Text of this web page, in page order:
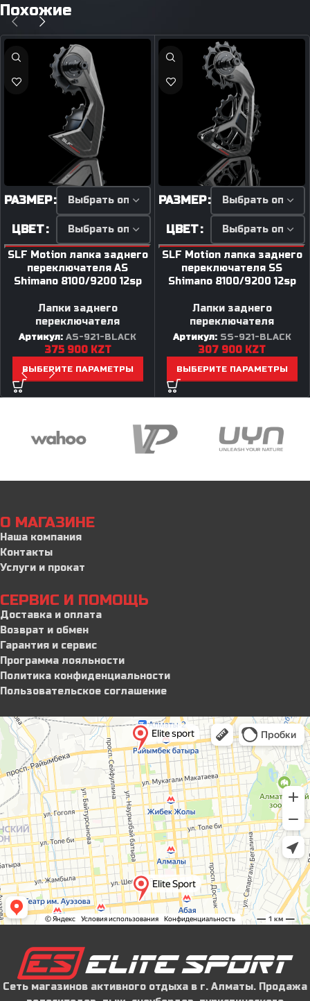
Похожие
РАЗМЕР
ЦВЕТ
SLF Motion лапка заднего
переключателя AS
Shimano 8100/9200 12sp
Лапки заднего
переключателя
Артикул: AS-921-BLACK
375 900 KZT
ВЫБЕРИТЕ ПАРАМЕТРЫ
РАЗМЕР
ЦВЕТ
SLF Motion лапка заднего
переключателя SS
Shimano 8100/9200 12sp
Лапки заднего
переключателя
Артикул: SS-921-BLACK
307 900 KZT
ВЫБЕРИТЕ ПАРАМЕТРЫ
О МАГАЗИНЕ
Наша компания
Контакты
Услуги и прокат
СЕРВИС И ПОМОЩЬ
Доставка и оплата
Возврат и обмен
Гарантия и сервис
Программа лояльности
Политика конфиденциальности
Пользовательское соглашение
Сеть магазинов активного отдыха в г. Алматы. Продажа